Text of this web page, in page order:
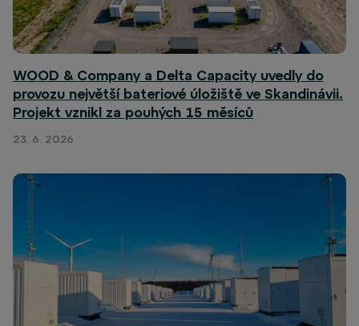
WOOD & Company a Delta Capacity uvedly do
provozu největší bateriové úložiště ve Skandinávii.
Projekt vznikl za pouhých 15 měsíců
23. 6. 2026